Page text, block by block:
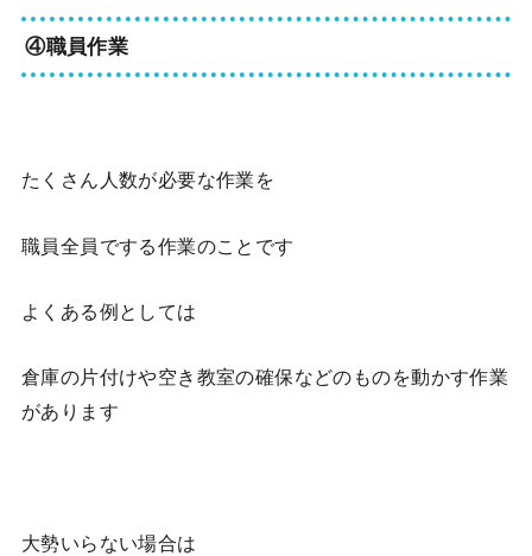
④職員作業
たくさん人数が必要な作業を
職員全員でする作業のことです
よくある例としては
倉庫の片付けや空き教室の確保などのものを動かす作業
があります
大勢いらない場合は